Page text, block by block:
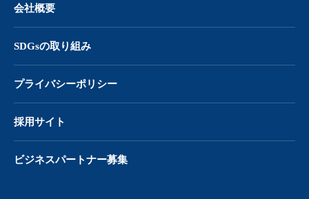
会社概要
SDGsの取り組み
プライバシーポリシー
採用サイト
ビジネスパートナー募集